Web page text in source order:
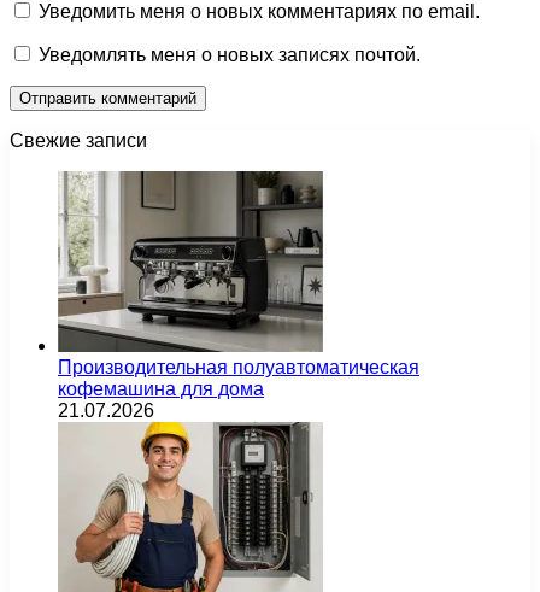
Уведомить меня о новых комментариях по email.
Уведомлять меня о новых записях почтой.
Свежие записи
Производительная полуавтоматическая
кофемашина для дома
21.07.2026